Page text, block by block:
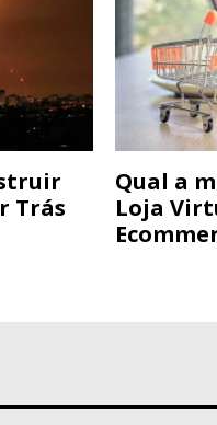
Trás
Qual a
Loja